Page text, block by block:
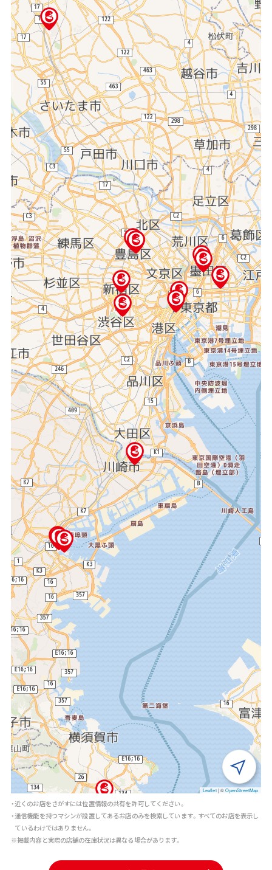
Leaflet |©OpenStreetMap
・近くのお店をさがすには位置情報の共有を許可してください。
・通信機能を持つマシンが設置してあるお店のみを検索しています。すべてのお店を表示し
ているわけではありません。
※掲載内容と実際の店舗の在庫状況は異なる場合があります。